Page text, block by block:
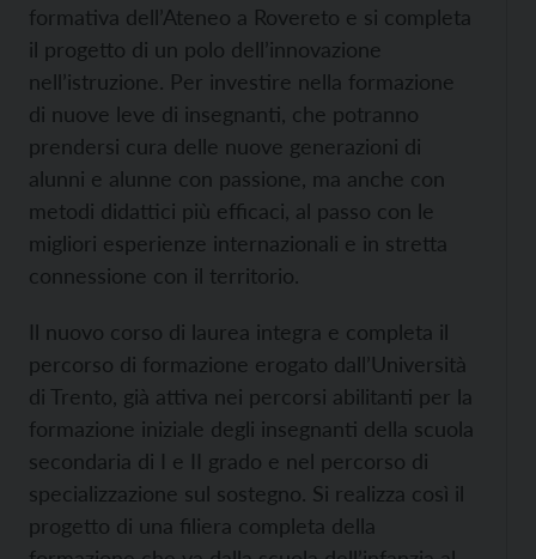
formativa dell’Ateneo a Rovereto e si completa
il progetto di un polo dell’innovazione
nell’istruzione. Per investire nella formazione
di nuove leve di insegnanti, che potranno
prendersi cura delle nuove generazioni di
alunni e alunne con passione, ma anche con
metodi didattici più efficaci, al passo con le
migliori esperienze internazionali e in stretta
connessione con il territorio.
Il nuovo corso di laurea integra e completa il
percorso di formazione erogato dall’Università
di Trento, già attiva nei percorsi abilitanti per la
formazione iniziale degli insegnanti della scuola
secondaria di I e II grado e nel percorso di
specializzazione sul sostegno. Si realizza così il
progetto di una filiera completa della